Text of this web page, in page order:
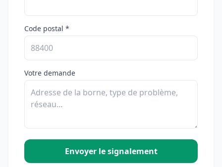
Code postal *
Votre demande
Envoyer le signalement